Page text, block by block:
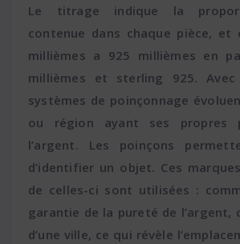
Le titrage indique la
contenue dans chaque pièce, et
millièmes a 925 millièmes en
millièmes et sterling 925.
systèmes de poinçonnage
ou région ayant ses propres
l’argent. Les poinçons
d’identifier un objet. Ces
de celles-ci sont utilisées :
garantie de la pureté de l’argent,
d’une ville, ce qui révèle